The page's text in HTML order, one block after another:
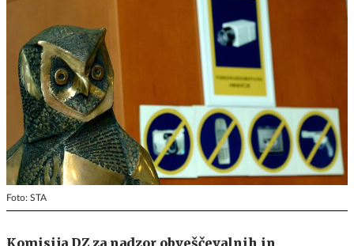
Foto: STA
Komisija DZ za nadzor obveščevalnih in